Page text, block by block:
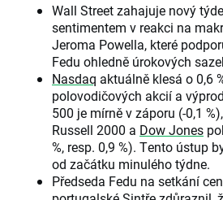
Wall Street zahajuje nový
sentimentem v reakci na
Jeroma Powella, které
Fedu ohledně úrokových
Nasdaq aktuálně klesá o 0,6
polovodičových akcií a
500 je mírně v záporu (-0,1
Russell 2000 a Dow Jones
%, resp. 0,9 %). Tento ústup
od začátku minulého týdne.
Předseda Fedu na setkání